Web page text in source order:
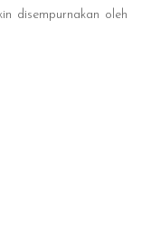
disempurnakan oleh